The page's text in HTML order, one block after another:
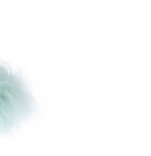
planchers